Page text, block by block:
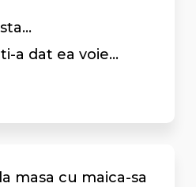
a dat ea voie...
masa cu maica-sa